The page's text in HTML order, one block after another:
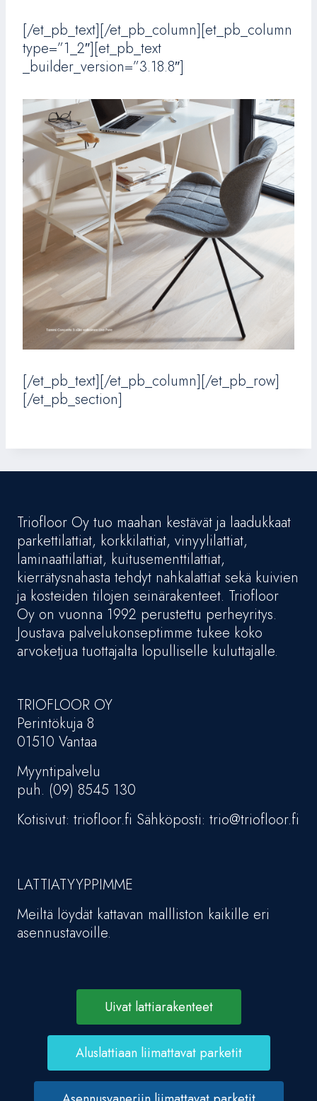
[/et_pb_text][/et_pb_column][et_pb_column
type=”1_2″][et_pb_text
_builder_version=”3.18.8″]
[/et_pb_text][/et_pb_column][/et_pb_row]
[/et_pb_section]
Triofloor Oy tuo maahan kestävät ja laadukkaat
parkettilattiat, korkkilattiat, vinyylilattiat,
laminaattilattiat, kuitusementtilattiat,
kierrätysnahasta tehdyt nahkalattiat sekä kuivien
ja kosteiden tilojen seinärakenteet. Triofloor
Oy on vuonna 1992 perustettu perheyritys.
Joustava palvelukonseptimme tukee koko
arvoketjua tuottajalta lopulliselle kuluttajalle.
TRIOFLOOR OY
Perintökuja 8
01510 Vantaa
Myyntipalvelu
puh. (09) 8545 130
Kotisivut: triofloor.fi Sähköposti: trio@triofloor.fi
LATTIATYYPPIMME
Meiltä löydät kattavan mallliston kaikille eri
asennustavoille.
Uivat lattiarakenteet
Aluslattiaan liimattavat parketit